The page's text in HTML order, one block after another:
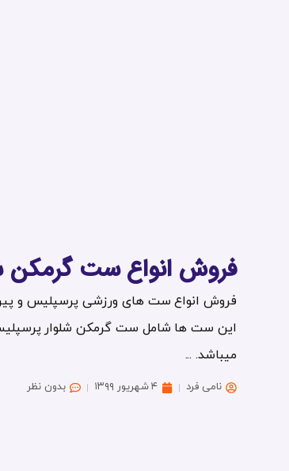
فروش انواع ست گرمکن
این ست ها شامل ست گرمکن شلوار
میباشد. ...
نامی فرد ۴ شهریور ۱۳۹۹ بدون نظر